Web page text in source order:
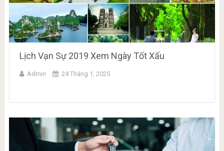
Lịch Vạn Sự 2019 Xem Ngày Tốt Xấu
Admin 24 Tháng 1, 2025